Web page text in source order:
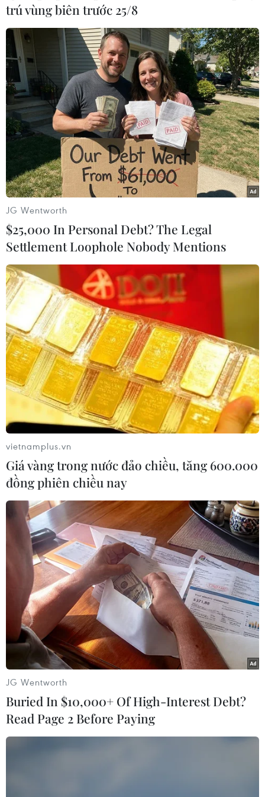
# Josep Borrell #Tình hình Niger
#Bất ổn quân sự
#Phủ tổng thống
#đảo chính Niger
Theo dõi VietnamPlus
TIN LIÊN QUAN
Niger sẽ là nước đầu tiên ở châu Phi được
EU hỗ trợ chống thánh chiến
06/07/2023 02:08
Trong số “hàng trăm triệu euro” do Quỹ Hòa bình châu
Âu viện trợ cho lực lượng an ninh của Niger, 5 triệu euro
sẽ được dùng để mua đạn dược chiến đấu.
trú vùng biên trước 25/8
JG Wentworth
$25,000 In Personal Debt? The Legal
Settlement Loophole Nobody Mentions
vietnamplus.vn
Giá vàng trong nước đảo chiều, tăng 600.000
đồng phiên chiều nay
JG Wentworth
Buried In $10,000+ Of High-Interest Debt?
Read Page 2 Before Paying